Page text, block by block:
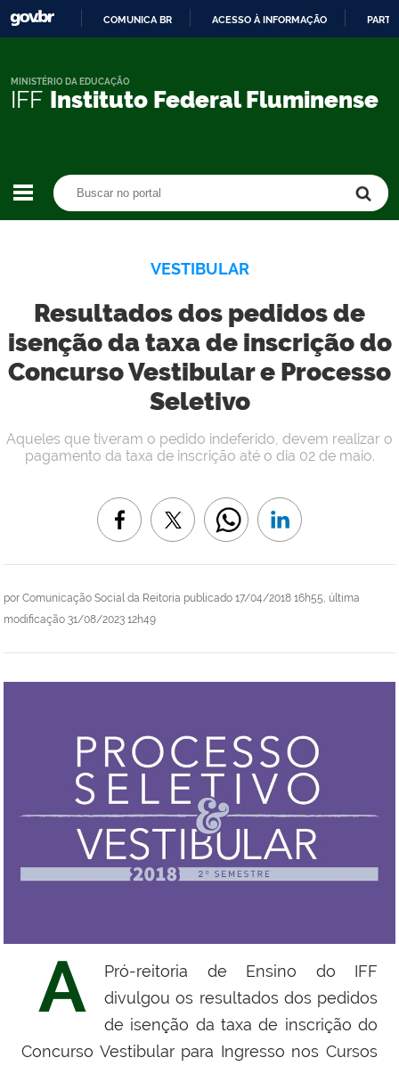
CONTEÚDO
COMUNICA BR ACESSO À INFORMAÇÃO
IFF Instituto Federal Fluminense
MINISTÉRIO DA EDUCAÇÃO
VESTIBULAR
Resultados dos pedidos de
isenção da taxa de inscrição do
Concurso Vestibular e Processo
Seletivo
por Comunicação Social da Reitoria publicado 17/04/2018 16h55, última
modificação 31/08/2023 12h49
Aqueles que tiveram o pedido indeferido, devem realizar o
pagamento da taxa de inscrição até o dia 02 de maio.
A
Pró-reitoria de Ensino do IFF
divulgou os resultados dos pedidos
de isenção da taxa de inscrição do
Concurso Vestibular para Ingresso nos Cursos